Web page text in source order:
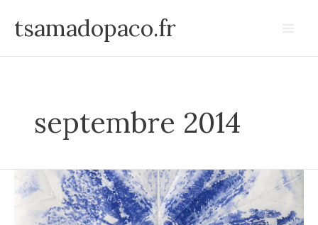
tsamadopaco.fr
septembre 2014
Dessins
de